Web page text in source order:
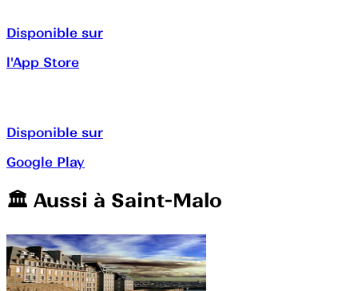
Disponible sur
l'App Store
Disponible sur
Google Play
🏛️️ Aussi à Saint-Malo